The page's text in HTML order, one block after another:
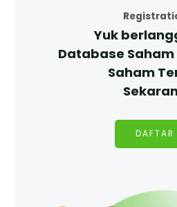
Yuk
Database
Saham
DAFTAR